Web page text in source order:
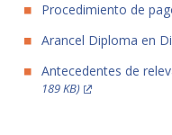
Procedimiento de
Arancel Diploma en
Antecedentes de
189 KB)